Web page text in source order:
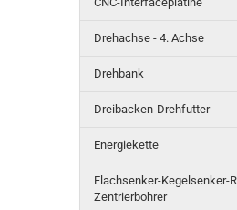
Drehachse - 4. Achse
Drehbank
Dreibacken-Drehfutter
Energiekette
Flachsenker-Kegelsenker-
Zentrierbohrer